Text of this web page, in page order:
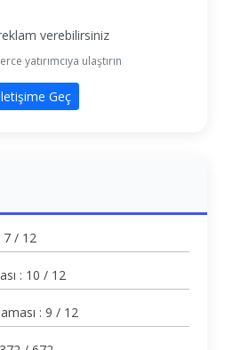
verebilirsiniz
yatırımcıya ulaştırın
Geç
7 / 12
: 10 / 12
: 9 / 12